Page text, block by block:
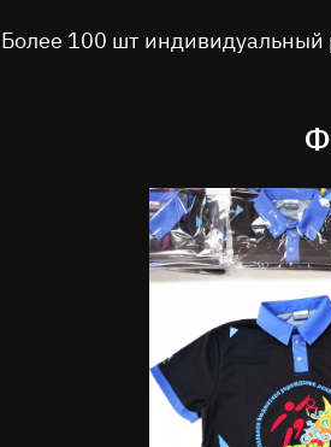
Более 100 шт индивидуальный